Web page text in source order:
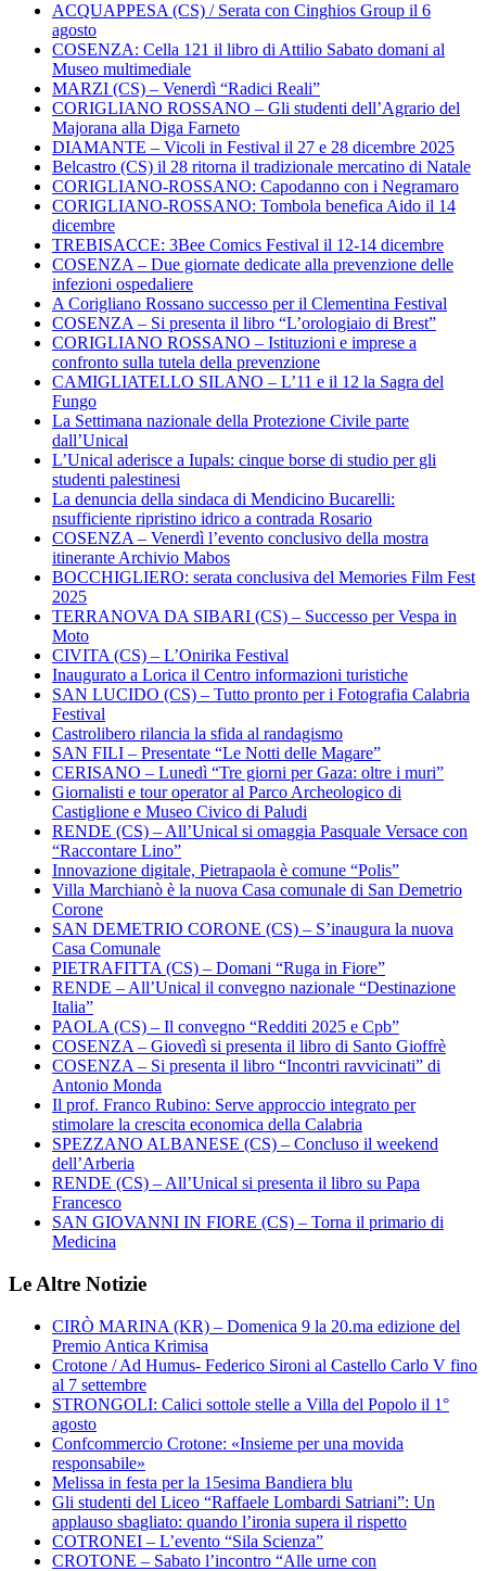
ACQUAPPESA (CS) / Serata con Cinghios Group il 6
agosto
COSENZA: Cella 121 il libro di Attilio Sabato domani al
Museo multimediale
MARZI (CS) – Venerdì “Radici Reali”
CORIGLIANO ROSSANO – Gli studenti dell’Agrario del
Majorana alla Diga Farneto
DIAMANTE – Vicoli in Festival il 27 e 28 dicembre 2025
Belcastro (CS) il 28 ritorna il tradizionale mercatino di Natale
CORIGLIANO-ROSSANO: Capodanno con i Negramaro
CORIGLIANO-ROSSANO: Tombola benefica Aido il 14
dicembre
TREBISACCE: 3Bee Comics Festival il 12-14 dicembre
COSENZA – Due giornate dedicate alla prevenzione delle
infezioni ospedaliere
A Corigliano Rossano successo per il Clementina Festival
COSENZA – Si presenta il libro “L’orologiaio di Brest”
CORIGLIANO ROSSANO – Istituzioni e imprese a
confronto sulla tutela della prevenzione
CAMIGLIATELLO SILANO – L’11 e il 12 la Sagra del
Fungo
La Settimana nazionale della Protezione Civile parte
dall’Unical
L’Unical aderisce a Iupals: cinque borse di studio per gli
studenti palestinesi
La denuncia della sindaca di Mendicino Bucarelli:
nsufficiente ripristino idrico a contrada Rosario
COSENZA – Venerdì l’evento conclusivo della mostra
itinerante Archivio Mabos
BOCCHIGLIERO: serata conclusiva del Memories Film Fest
2025
TERRANOVA DA SIBARI (CS) – Successo per Vespa in
Moto
CIVITA (CS) – L’Onirika Festival
Inaugurato a Lorica il Centro informazioni turistiche
SAN LUCIDO (CS) – Tutto pronto per i Fotografia Calabria
Festival
Castrolibero rilancia la sfida al randagismo
SAN FILI – Presentate “Le Notti delle Magare”
CERISANO – Lunedì “Tre giorni per Gaza: oltre i muri”
Giornalisti e tour operator al Parco Archeologico di
Castiglione e Museo Civico di Paludi
RENDE (CS) – All’Unical si omaggia Pasquale Versace con
“Raccontare Lino”
Innovazione digitale, Pietrapaola è comune “Polis”
Villa Marchianò è la nuova Casa comunale di San Demetrio
Corone
SAN DEMETRIO CORONE (CS) – S’inaugura la nuova
Casa Comunale
PIETRAFITTA (CS) – Domani “Ruga in Fiore”
RENDE – All’Unical il convegno nazionale “Destinazione
Italia”
PAOLA (CS) – Il convegno “Redditi 2025 e Cpb”
COSENZA – Giovedì si presenta il libro di Santo Gioffrè
COSENZA – Si presenta il libro “Incontri ravvicinati” di
Antonio Monda
Il prof. Franco Rubino: Serve approccio integrato per
stimolare la crescita economica della Calabria
SPEZZANO ALBANESE (CS) – Concluso il weekend
dell’Arberia
RENDE (CS) – All’Unical si presenta il libro su Papa
Francesco
SAN GIOVANNI IN FIORE (CS) – Torna il primario di
Medicina
Le Altre Notizie
CIRÒ MARINA (KR) – Domenica 9 la 20.ma edizione del
Premio Antica Krimisa
Crotone / Ad Humus- Federico Sironi al Castello Carlo V fino
al 7 settembre
STRONGOLI: Calici sottole stelle a Villa del Popolo il 1°
agosto
Confcommercio Crotone: «Insieme per una movida
responsabile»
Melissa in festa per la 15esima Bandiera blu
Gli studenti del Liceo “Raffaele Lombardi Satriani”: Un
applauso sbagliato: quando l’ironia supera il rispetto
COTRONEI – L’evento “Sila Scienza”
CROTONE – Sabato l’incontro “Alle urne con